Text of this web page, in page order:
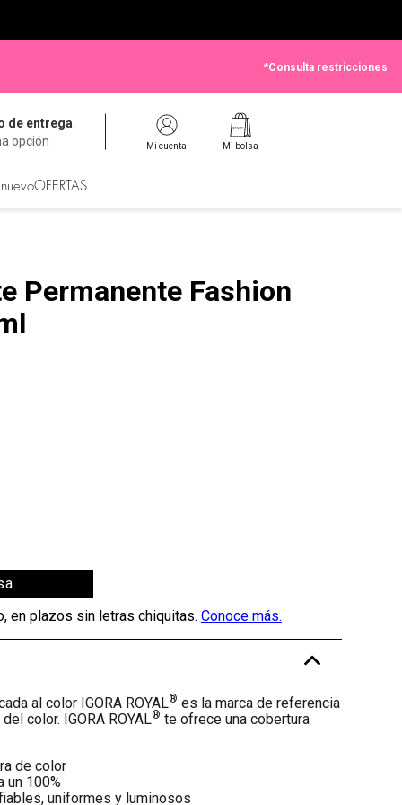
*Consulta restricciones
de entrega
opción
Mi cuenta Mi bolsa
OFERTAS
Permanente Fashion
-
al color IGORA ROYAL® es la marca de referencia
color. IGORA ROYAL® te ofrece una cobertura
de color
un 100%
uniformes y luminosos